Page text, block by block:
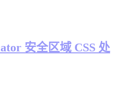
安全区域 CSS 处